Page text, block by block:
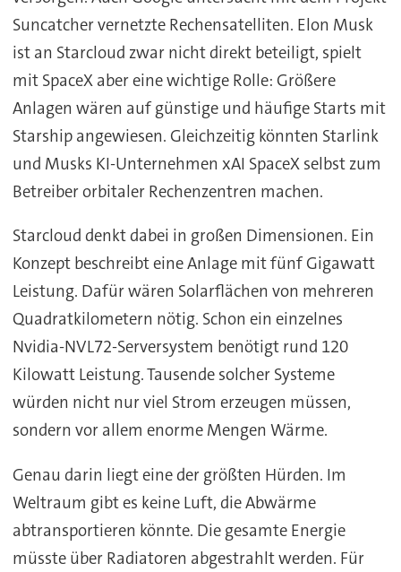
Suncatcher vernetzte Rechensatelliten. Elon Musk
ist an Starcloud zwar nicht direkt beteiligt, spielt
mit SpaceX aber eine wichtige Rolle: Größere
Anlagen wären auf günstige und häufige Starts mit
Starship angewiesen. Gleichzeitig könnten Starlink
und Musks KI-Unternehmen xAI SpaceX selbst zum
Betreiber orbitaler Rechenzentren machen.
Starcloud denkt dabei in großen Dimensionen. Ein
Konzept beschreibt eine Anlage mit fünf Gigawatt
Leistung. Dafür wären Solarflächen von mehreren
Quadratkilometern nötig. Schon ein einzelnes
Nvidia-NVL72-Serversystem benötigt rund 120
Kilowatt Leistung. Tausende solcher Systeme
würden nicht nur viel Strom erzeugen müssen,
sondern vor allem enorme Mengen Wärme.
Genau darin liegt eine der größten Hürden. Im
Weltraum gibt es keine Luft, die Abwärme
abtransportieren könnte. Die gesamte Energie
müsste über Radiatoren abgestrahlt werden. Für